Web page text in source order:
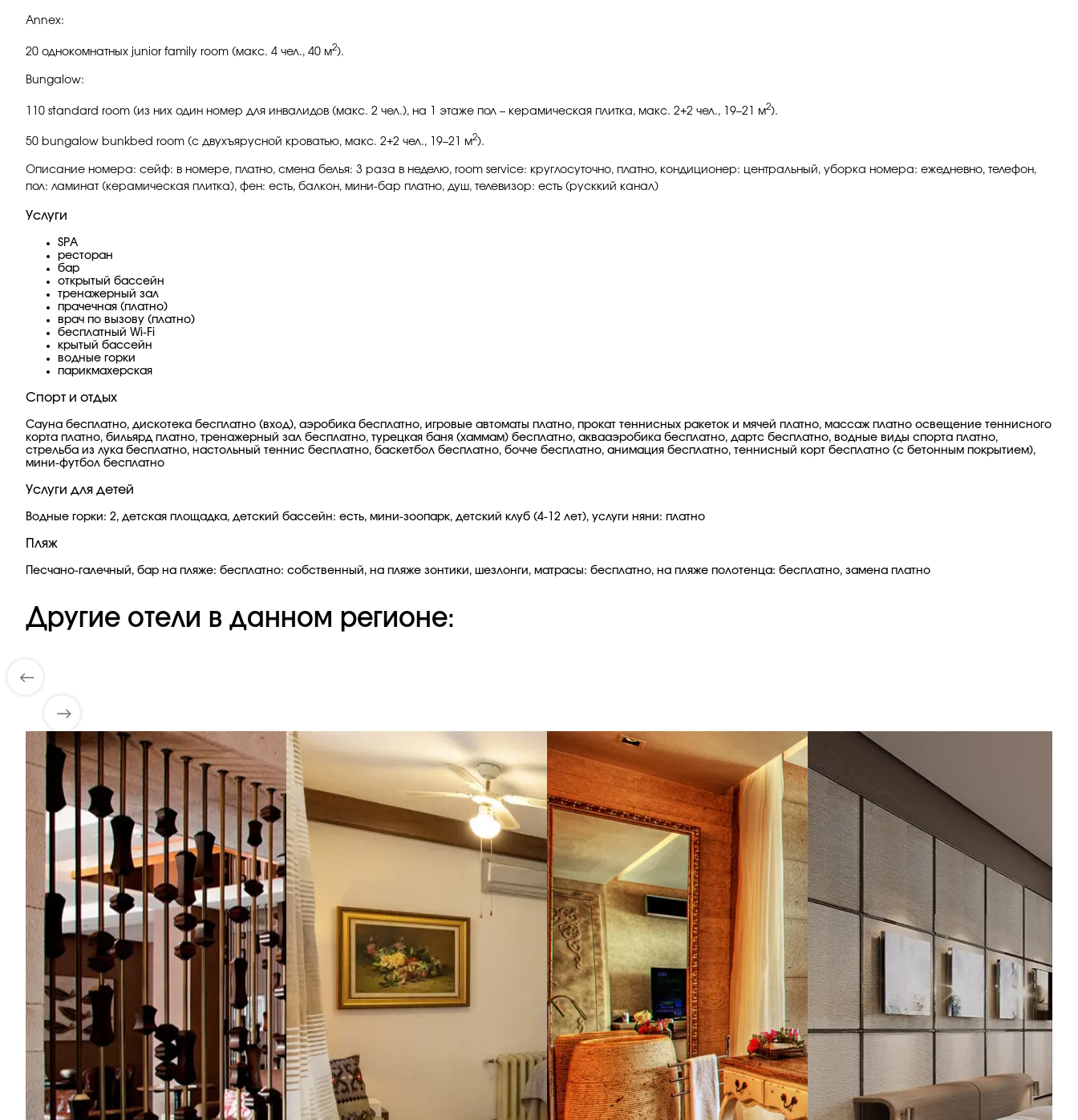
Annex:
20 однокомнатных junior family room (макс. 4 чел., 40 м2).
Bungalow:
110 standard room (из них один номер для инвалидов (макс. 2 чел.), на 1 этаже пол – керамическая плитка, макс. 2+2 чел., 19–21 м2).
50 bungalow bunkbed room (с двухъярусной кроватью, макс. 2+2 чел., 19–21 м2).
Описание номера: сейф: в номере, платно, смена белья: 3 раза в неделю, room service: круглосуточно, платно, кондиционер: центральный, уборка номера: ежедневно, телефон,
пол: ламинат (керамическая плитка), фен: есть, балкон, мини-бар платно, душ, телевизор: есть (русккий канал)
Услуги
SPA
ресторан
бар
открытый бассейн
тренажерный зал
прачечная (платно)
врач по вызову (платно)
бесплатный Wi-Fi
крытый бассейн
водные горки
парикмахерская
Спорт и отдых
Сауна бесплатно, дискотека бесплатно (вход), аэробика бесплатно, игровые автоматы платно, прокат теннисных ракеток и мячей платно, массаж платно освещение теннисного
корта платно, бильярд платно, тренажерный зал бесплатно, турецкая баня (хаммам) бесплатно, аквааэробика бесплатно, дартс бесплатно, водные виды спорта платно,
стрельба из лука бесплатно, настольный теннис бесплатно, баскетбол бесплатно, бочче бесплатно, анимация бесплатно, теннисный корт бесплатно (с бетонным покрытием),
мини-футбол бесплатно
Услуги для детей
Водные горки: 2, детская площадка, детский бассейн: есть, мини-зоопарк, детский клуб (4-12 лет), услуги няни: платно
Пляж
Песчано-галечный, бар на пляже: бесплатно: собственный, на пляже зонтики, шезлонги, матрасы: бесплатно, на пляже полотенца: бесплатно, замена платно
Другие отели в данном регионе: